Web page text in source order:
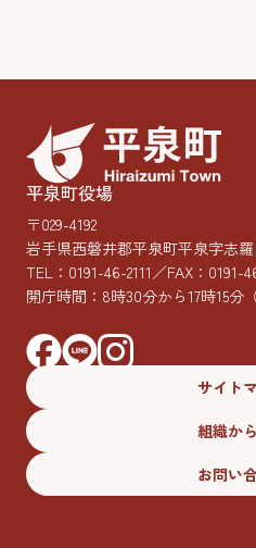
平泉町役場
〒029-4192
岩手県西磐井郡平泉町平泉字志羅
TEL： 0191-46-2111／FAX：0191-
開庁時間：8時30分から17時15分
サイト
組織か
お問い